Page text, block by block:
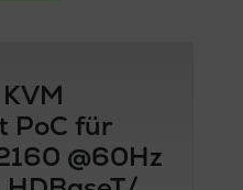
PoC für
@60Hz